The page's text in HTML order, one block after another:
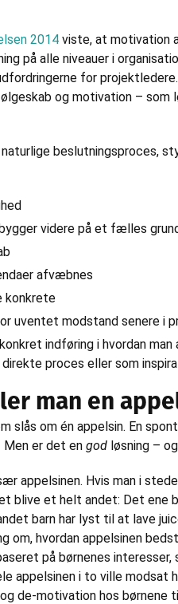
2014 viste, at motivation
på alle niveauer i
for
og motivation –
naturlige beslutningsproces,
videre på et fælles
afvæbnes
konkrete
uventet modstand senere i
indføring i hvordan
proces eller som
man en
slås om én appelsin. En
er det en god løsning –
appelsinen. Hvis man i
blive et helt andet: Det ene
barn har lyst til at lave
om, hvordan appelsinen
på børnenes
appelsinen i to ville modsat
de-motivation hos børnene